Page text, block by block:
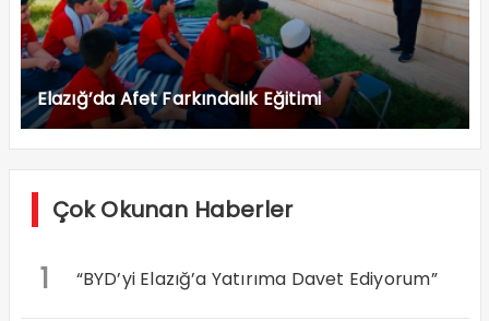
Elazığ’da Afet Farkındalık Eğitimi
Çok Okunan Haberler
1 “BYD’yi Elazığ’a Yatırıma Davet Ediyorum”